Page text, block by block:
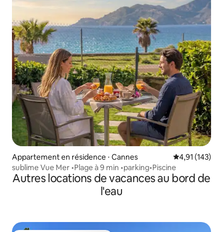
Appartement en résidence ⋅ Cannes Évaluation
4,91 (143)
sublime Vue Mer •Plage à 9 min •parking•Piscine
Autres locations de vacances au bord de
l'eau